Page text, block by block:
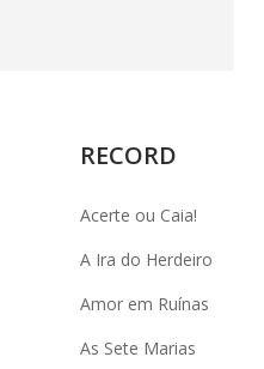
RECORD
Acerte ou Caia!
A Ira do Herdeiro
Amor em Ruínas
As Sete Marias